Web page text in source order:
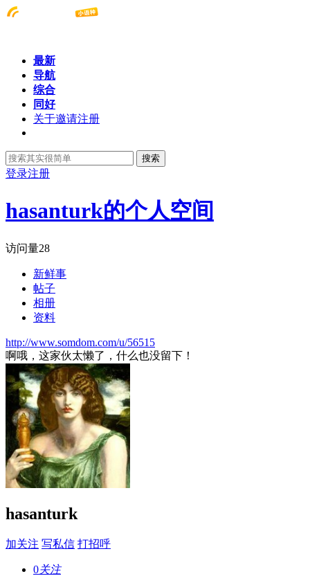
最新
导航
综合
同好
关于邀请注册
搜索
登录注册
hasanturk的个人空间
访问量28
新鲜事
帖子
相册
资料
http://www.somdom.com/u/56515
啊哦，这家伙太懒了，什么也没留下！
hasanturk
加关注 写私信 打招呼
0关注